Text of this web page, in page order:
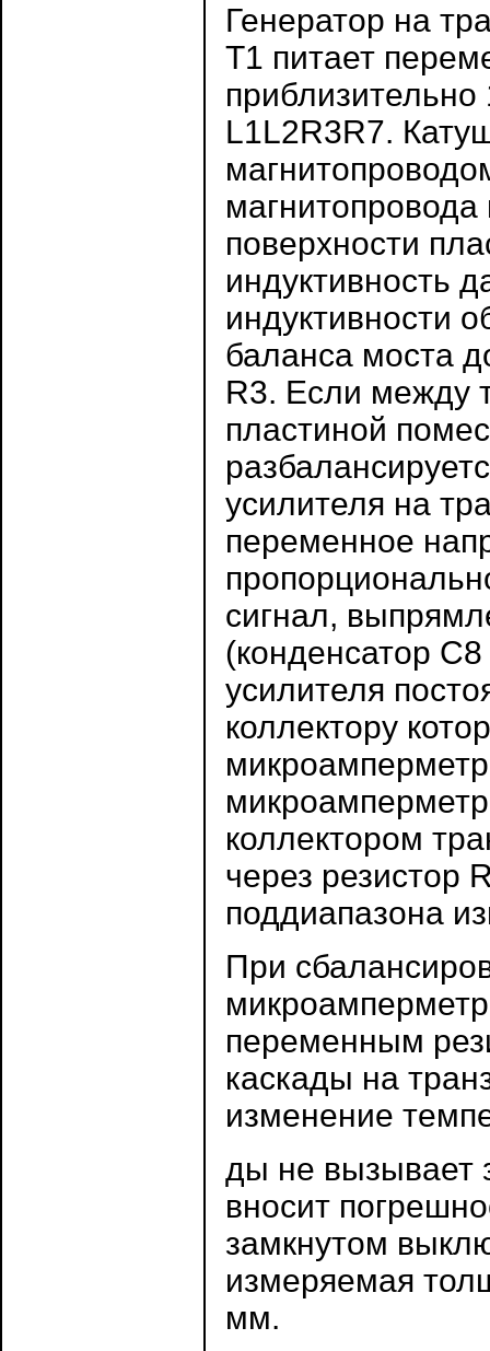
Генератор на
Т1 питает
L1L2R3R7.
магнитопровода
поверхности
индуктивность
индуктивности
баланса моста
R3. Если между
пластиной
усилителя на
переменное
сигнал,
(конденсатор
усилителя
коллектору
коллектором
через резистор
поддиапазона
При
переменным
каскады на
изменение
ды не вызывает
вносит
замкнутом
измеряемая
мм.